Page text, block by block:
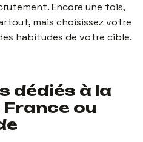
Encore une fois,
mais choisissez votre
habitudes de votre cible.
dédiés à la
ou